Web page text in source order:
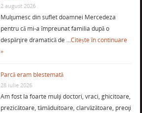
2 august 2026
Mulţumesc din suflet doamnei Mercedeza
pentru că mi-a împreunat familia după o
despărţire dramatică de …Citește în continuare
»
Parcă eram blestemată
28 iulie 2026
Am fost la foarte mulţi doctori, vraci, ghicitoare,
prezicătoare, tămăduitoare, clarvăzătoare, preoţi